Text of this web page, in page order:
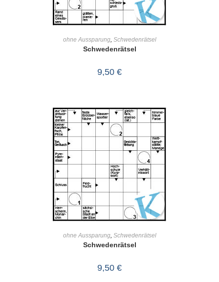
ohne Aussparung, Schwedenrätsel
Schwedenrätsel
9,50 €
ohne Aussparung, Schwedenrätsel
Schwedenrätsel
9,50 €